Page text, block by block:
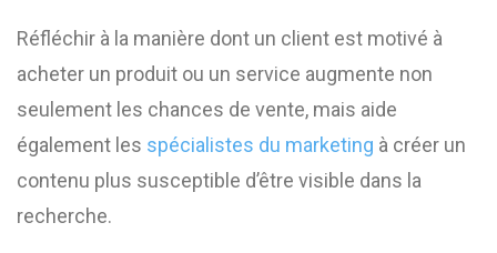
Réfléchir à la manière dont un client est motivé à
acheter un produit ou un service augmente non
seulement les chances de vente, mais aide
également les spécialistes du marketing à créer un
contenu plus susceptible d’être visible dans la
recherche.